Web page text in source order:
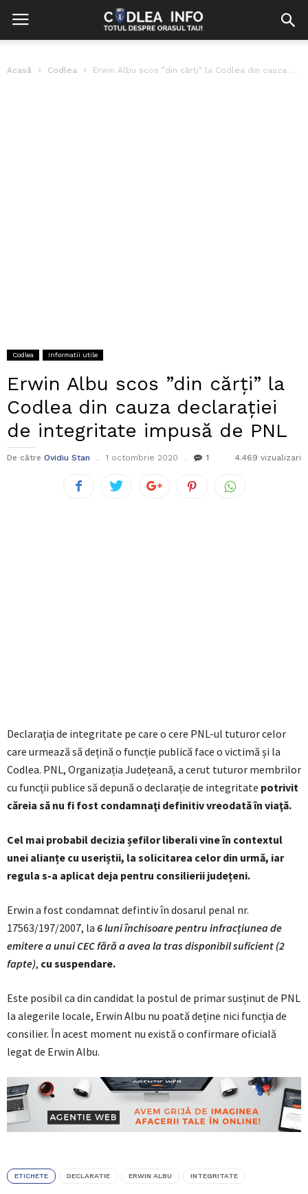
Acasă Codlea Erwin Albu scos ”din cărți” la Codlea din cauza declarației de integritate...
Codlea Informatii utile
Erwin Albu scos ”din cărți” la
Codlea din cauza declarației
de integritate impusă de PNL
De către Ovidiu Stan 1 octombrie 2020 1 4.469 vizualizari
Declarația de integritate pe care o cere PNL-ul tuturor celor
care urmează să dețină o funcție publică face o victimă și la
Codlea. PNL, Organizația Județeană, a cerut tuturor membrilor
cu funcții publice să depună o declarație de integritate potrivit
căreia să nu fi fost condamnaţi definitiv vreodată în viaţă.
Cel mai probabil decizia șefilor liberali vine în contextul
unei alianțe cu useriștii, la solicitarea celor din urmă, iar
regula s-a aplicat deja pentru consilierii județeni.
Erwin a fost condamnat defintiv în dosarul penal nr.
17563/197/2007, la 6 luni închisoare pentru infracțiunea de
emitere a unui CEC fără a avea la tras disponibil suficient (2
fapte), cu suspendare.
Este posibil ca din candidat la postul de primar susținut de PNL
la alegerile locale, Erwin Albu nu poată deține nici funcția de
consilier. În acest moment nu există o confirmare oficială
legat de Erwin Albu.
ETICHETE DECLARATIE ERWIN ALBU INTEGRITATE